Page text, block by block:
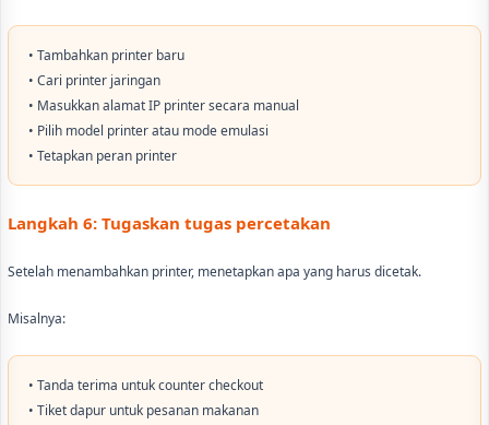
• Tambahkan printer baru
• Cari printer jaringan
• Masukkan alamat IP printer secara manual
• Pilih model printer atau mode emulasi
• Tetapkan peran printer
Langkah 6: Tugaskan tugas percetakan
Setelah menambahkan printer, menetapkan apa yang harus dicetak.
Misalnya:
• Tanda terima untuk counter checkout
• Tiket dapur untuk pesanan makanan